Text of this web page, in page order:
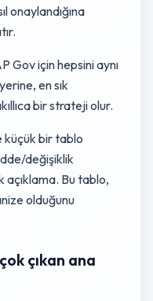
onaylandığına
Gov için hepsini aynı
en sık
bir strateji olur.
küçük bir tablo
değişiklik
açıklama. Bu tablo,
olduğunu
çıkan ana